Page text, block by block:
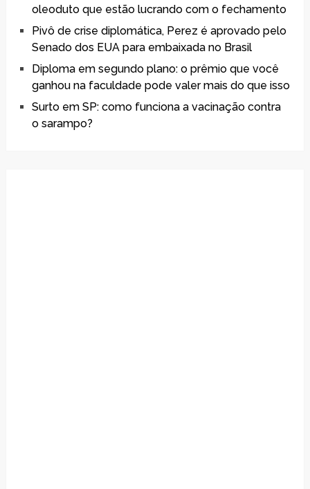
oleoduto que estão lucrando com o fechamento
Pivô de crise diplomática, Perez é aprovado pelo
Senado dos EUA para embaixada no Brasil
Diploma em segundo plano: o prêmio que você
ganhou na faculdade pode valer mais do que isso
Surto em SP: como funciona a vacinação contra
o sarampo?